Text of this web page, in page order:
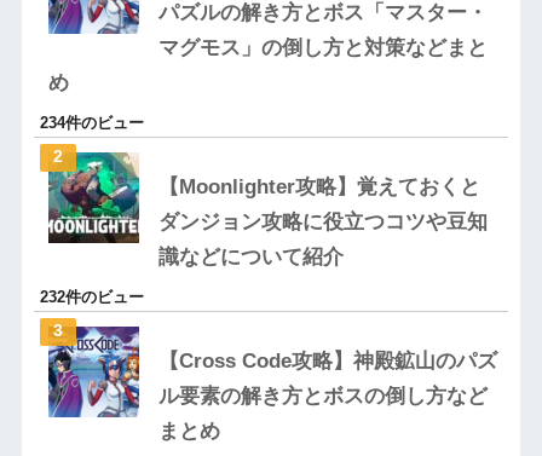
パズルの解き方とボス「マスター・
マグモス」の倒し方と対策などまと
め
234件のビュー
【Moonlighter攻略】覚えておくと
ダンジョン攻略に役立つコツや豆知
識などについて紹介
232件のビュー
【Cross Code攻略】神殿鉱山のパズ
ル要素の解き方とボスの倒し方など
まとめ